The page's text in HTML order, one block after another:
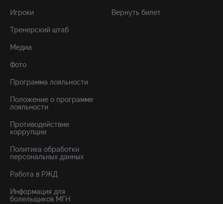
Игроки
Тренерский штаб
Медиа
Фото
Программа лояльности
Положение о программе
лояльности
Противодействие
коррупции
Политика обработки
персональных данных
Работа в РЖД
Информация для
болельщиков МГН
Вернуть билет